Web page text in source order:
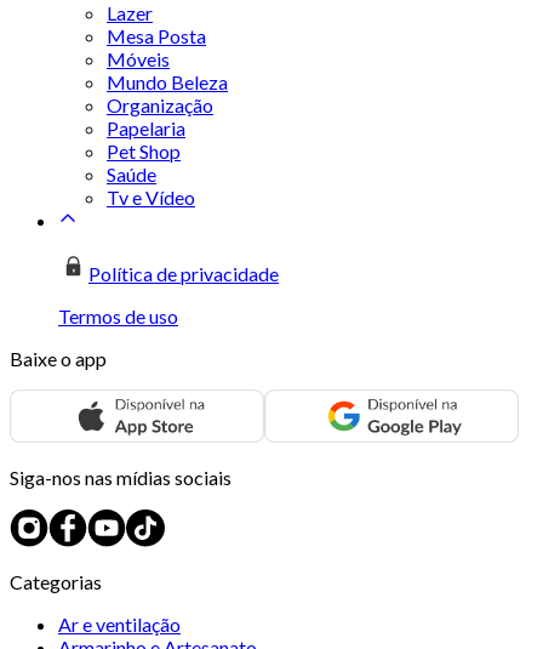
Lazer
Mesa Posta
Móveis
Mundo Beleza
Organização
Papelaria
Pet Shop
Saúde
Tv e Vídeo
Política de privacidade
Termos de uso
Baixe o app
Siga-nos nas mídias sociais
Categorias
Ar e ventilação